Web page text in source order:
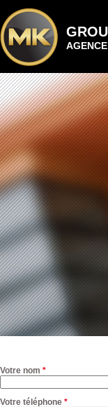
Votre nom *
Votre téléphone *